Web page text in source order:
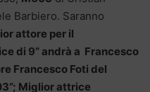
Barbiero. Saranno
attore per il
di 9” andrà a Francesco
Francesco Foti del
Miglior attrice